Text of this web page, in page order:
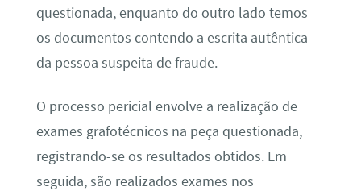
questionada, enquanto do outro lado temos
os documentos contendo a escrita autêntica
da pessoa suspeita de fraude.
O processo pericial envolve a realização de
exames grafotécnicos na peça questionada,
registrando-se os resultados obtidos. Em
seguida, são realizados exames nos